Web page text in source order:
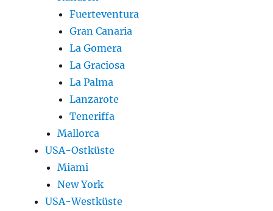
Fuerteventura
Gran Canaria
La Gomera
La Graciosa
La Palma
Lanzarote
Teneriffa
Mallorca
USA-Ostküste
Miami
New York
USA-Westküste